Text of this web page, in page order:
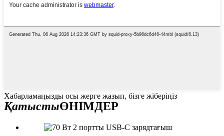
Хабарламаңызды осы жерге жазып, бізге жіберіңіз
ҚатыстыӨНІМДЕР